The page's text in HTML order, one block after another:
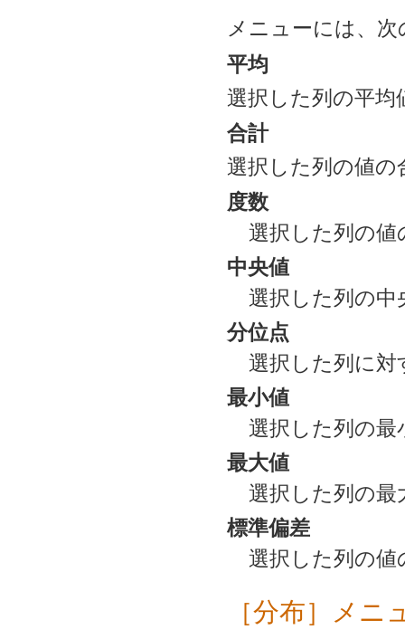
メニューには、
平均
選択した列の平均
合計
選択した列の値の
度数
選択した列の値
中央値
選択した列の中
分位点
選択した列に対
最小値
選択した列の最
最大値
選択した列の最
標準偏差
選択した列の値
［分布］メニ